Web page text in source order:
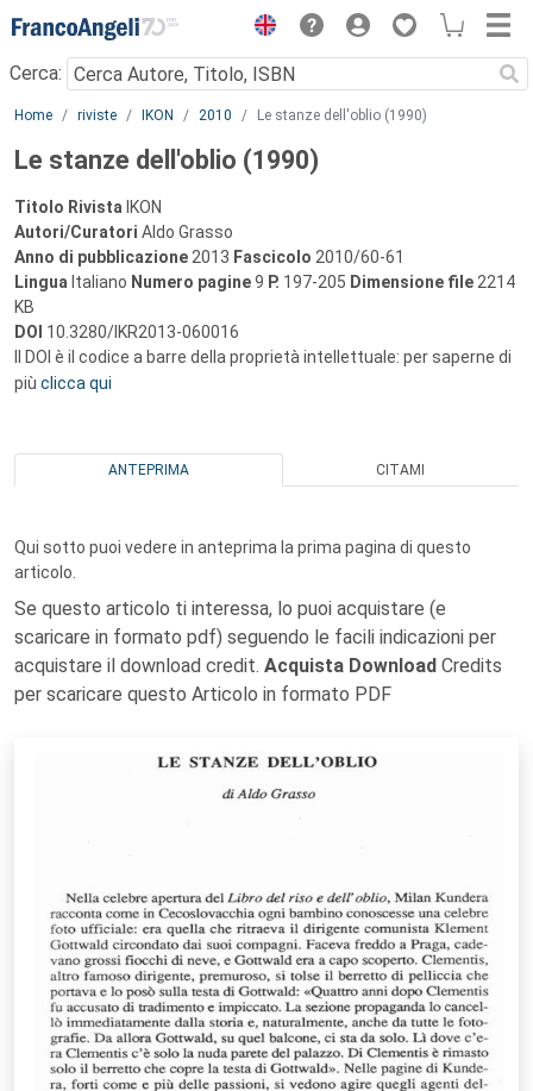
Menu
Cerca:
Main content
Home riviste IKON 2010 Le stanze dell'oblio (1990)
Le stanze dell'oblio (1990)
Titolo Rivista IKON
Autori/Curatori Aldo Grasso
Anno di pubblicazione 2013 Fascicolo 2010/60-61
Lingua Italiano Numero pagine9 P. 197-205 Dimensione file 2214
KB
DOI 10.3280/IKR2013-060016
Il DOI è il codice a barre della proprietà intellettuale: per saperne di
più clicca qui
ANTEPRIMA CITAMI
Qui sotto puoi vedere in anteprima la prima pagina di questo
articolo.
Se questo articolo ti interessa, lo puoi acquistare (e
scaricare in formato pdf) seguendo le facili indicazioni per
acquistare il download credit. Acquista Download Credits
per scaricare questo Articolo in formato PDF